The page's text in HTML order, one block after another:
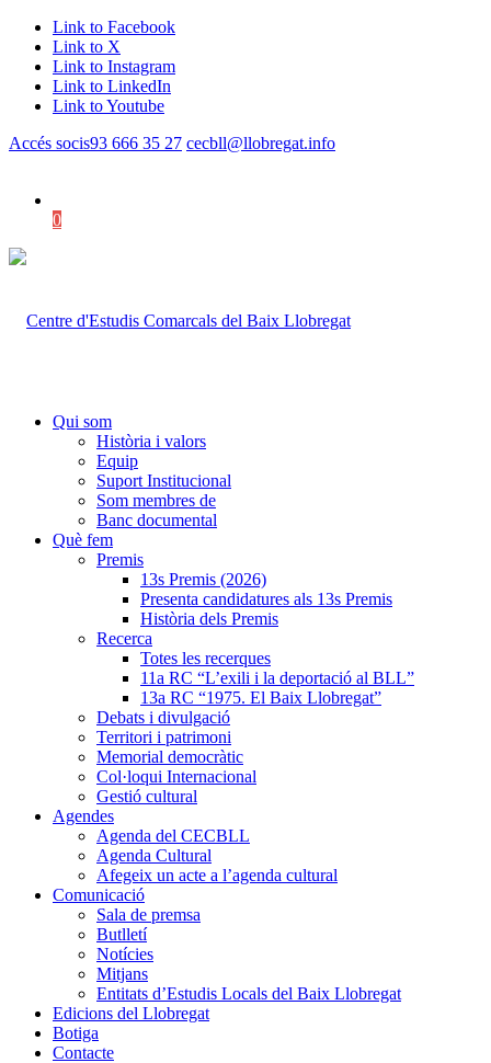
Link to Facebook
Link to X
Link to Instagram
Link to LinkedIn
Link to Youtube
Accés socis93 666 35 27 cecbll@llobregat.info
0
Qui som
Història i valors
Equip
Suport Institucional
Som membres de
Banc documental
Què fem
Premis
13s Premis (2026)
Presenta candidatures als 13s Premis
Història dels Premis
Recerca
Totes les recerques
11a RC “L’exili i la deportació al BLL”
13a RC “1975. El Baix Llobregat”
Debats i divulgació
Territori i patrimoni
Memorial democràtic
Col·loqui Internacional
Gestió cultural
Agendes
Agenda del CECBLL
Agenda Cultural
Afegeix un acte a l’agenda cultural
Comunicació
Sala de premsa
Butlletí
Notícies
Mitjans
Entitats d’Estudis Locals del Baix Llobregat
Edicions del Llobregat
Botiga
Contacte